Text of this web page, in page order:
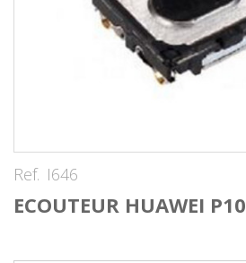
Ref. I646
ECOUTEUR HUAWEI P10